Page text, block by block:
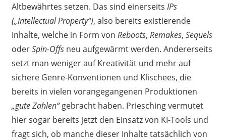
Altbewährtes setzen. Das sind einerseits IPs
(„Intellectual Property“), also bereits existierende
Inhalte, welche in Form von Reboots, Remakes, Sequels
oderSpin-Offsneu aufgewärmt werden. Andererseits
setzt man weniger auf Kreativität und mehr auf
sichere Genre-Konventionen und Klischees, die
bereits in vielen vorangegangenen Produktionen
„gute Zahlen“gebracht haben. Priesching vermutet
hier sogar bereits jetzt den Einsatz von KI-Tools und
fragt sich, ob manche dieser Inhalte tatsächlich von